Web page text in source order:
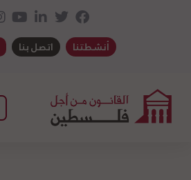
أنشطتنا اتصل بنا